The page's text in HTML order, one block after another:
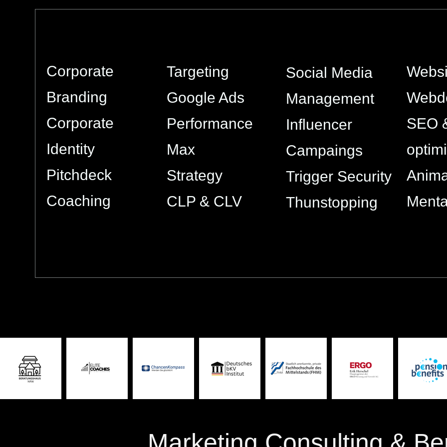
Corporate
Branding
Corporate
Identity
Pitchdeck
Coaching
Targeting
Google Ads
Performance
Max
Strategy
CLP & CLV
Social Media
Management
Influencer
Campaings
Trigger Security
Thunstopping
SEO